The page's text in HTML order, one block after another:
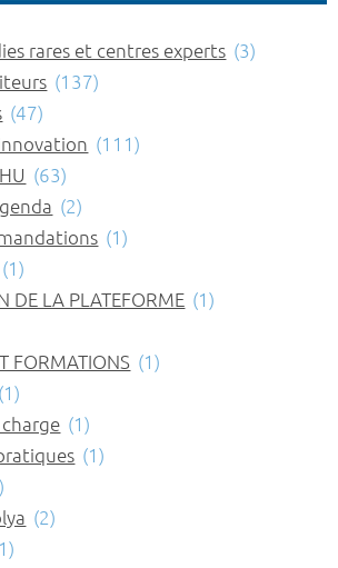
rares et centres experts (3)
(137)
(47)
(111)
(63)
(2)
(1)
(1)
DE LA PLATEFORME (1)
FORMATIONS (1)
(1)
(1)
(1)
(2)